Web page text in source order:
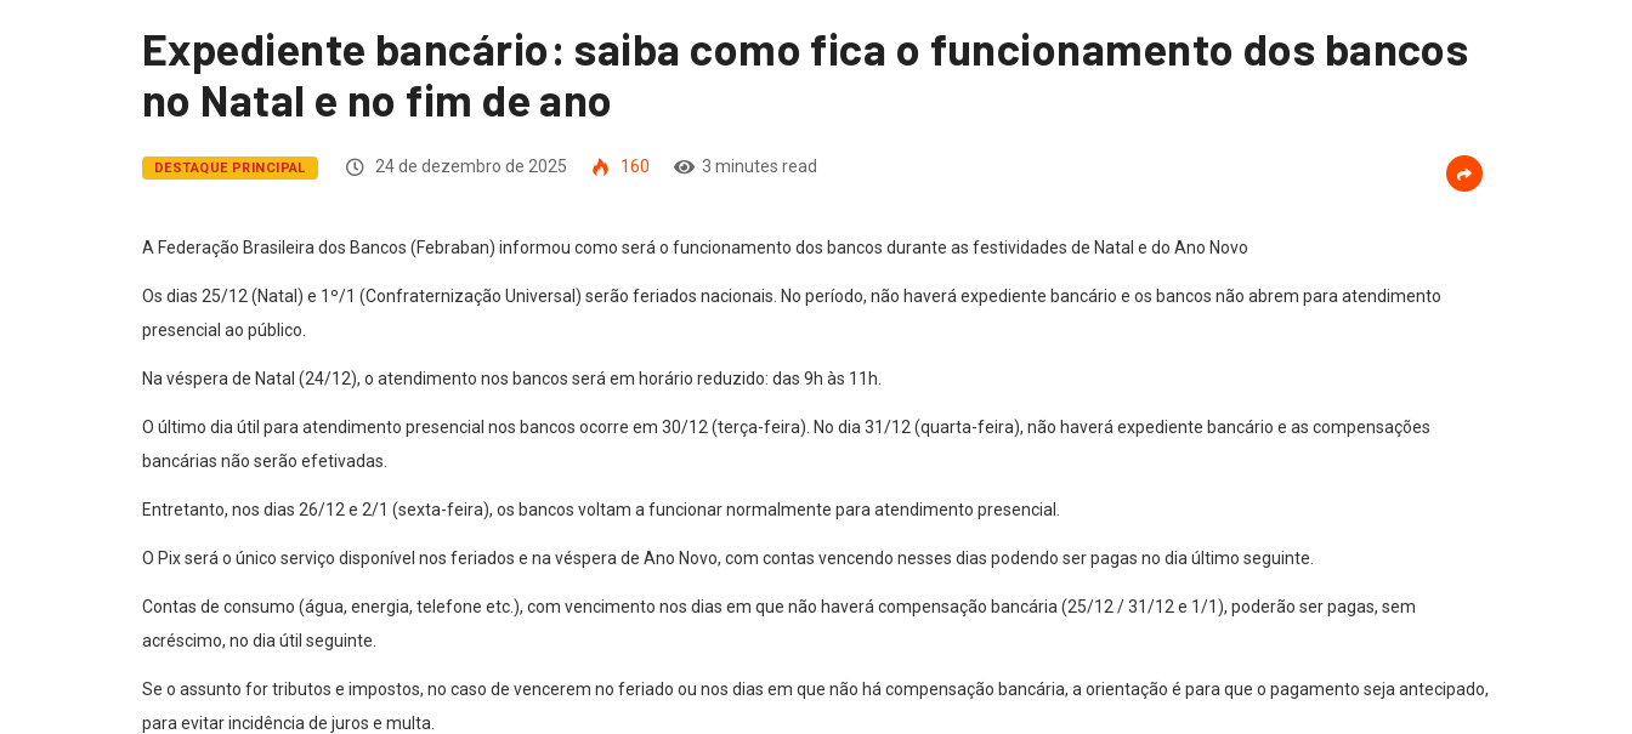
Expediente bancário: saiba como fica o funcionamento dos bancos
no Natal e no fim de ano
DESTAQUE PRINCIPAL 24 de dezembro de 2025 160 3 minutes read
A Federação Brasileira dos Bancos (Febraban) informou como será o funcionamento dos bancos durante as festividades de Natal e do Ano Novo
Os dias 25/12 (Natal) e 1º/1 (Confraternização Universal) serão feriados nacionais. No período, não haverá expediente bancário e os bancos não abrem para atendimento
presencial ao público.
Na véspera de Natal (24/12), o atendimento nos bancos será em horário reduzido: das 9h às 11h.
O último dia útil para atendimento presencial nos bancos ocorre em 30/12 (terça-feira). No dia 31/12 (quarta-feira), não haverá expediente bancário e as compensações
bancárias não serão efetivadas.
Entretanto, nos dias 26/12 e 2/1 (sexta-feira), os bancos voltam a funcionar normalmente para atendimento presencial.
O Pix será o único serviço disponível nos feriados e na véspera de Ano Novo, com contas vencendo nesses dias podendo ser pagas no dia último seguinte.
Contas de consumo (água, energia, telefone etc.), com vencimento nos dias em que não haverá compensação bancária (25/12 / 31/12 e 1/1), poderão ser pagas, sem
acréscimo, no dia útil seguinte.
Se o assunto for tributos e impostos, no caso de vencerem no feriado ou nos dias em que não há compensação bancária, a orientação é para que o pagamento seja antecipado,
para evitar incidência de juros e multa.